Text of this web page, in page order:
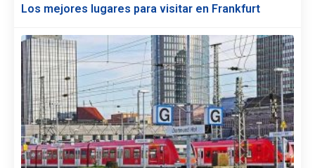
Los mejores lugares para visitar en Frankfurt